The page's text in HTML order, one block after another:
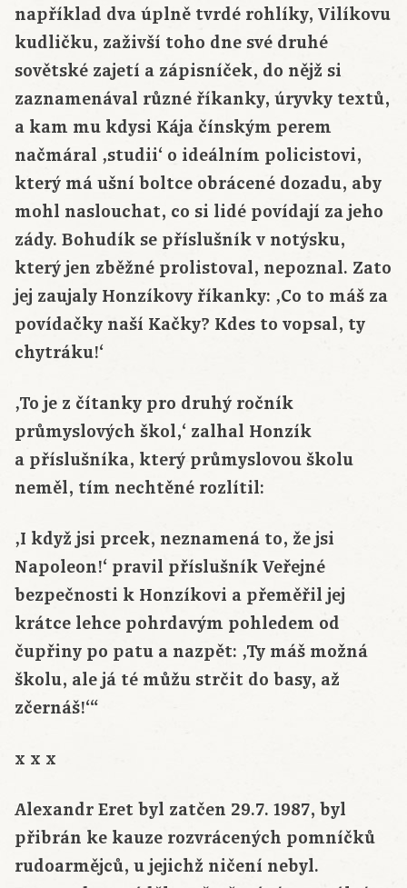
například dva úplně tvrdé rohlíky, Vilíkovu
kudličku, zaživší toho dne své druhé
sovětské zajetí a zápisníček, do nějž si
zaznamenával různé říkanky, úryvky textů,
a kam mu kdysi Kája čínským perem
načmáral ‚studii‘ o ideálním policistovi,
který má ušní boltce obrácené dozadu, aby
mohl naslouchat, co si lidé povídají za jeho
zády. Bohudík se příslušník v notýsku,
který jen zběžné prolistoval, nepoznal. Zato
jej zaujaly Honzíkovy říkanky: ‚Co to máš za
povídačky naší Kačky? Kdes to vopsal, ty
chytráku!‘
‚To je z čítanky pro druhý ročník
průmyslových škol,‘ zalhal Honzík
a příslušníka, který průmyslovou školu
neměl, tím nechtěné rozlítil:
‚I když jsi prcek, neznamená to, že jsi
Napoleon!‘ pravil příslušník Veřejné
bezpečnosti k Honzíkovi a přeměřil jej
krátce lehce pohrdavým pohledem od
čupřiny po patu a nazpět: ‚Ty máš možná
školu, ale já té můžu strčit do basy, až
zčernáš!‘“
x x x
Alexandr Eret byl zatčen 29.7. 1987, byl
přibrán ke kauze rozvrácených pomníčků
rudoarmějců, u jejichž ničení nebyl.